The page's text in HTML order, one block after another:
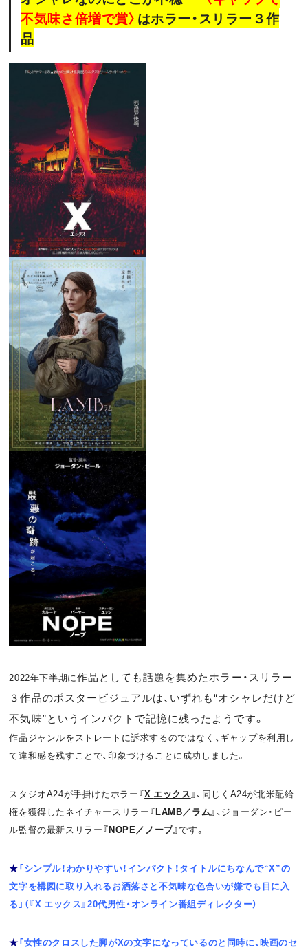
不気味さ倍増で賞〉 はホラー・スリラー３作
品
2022年下半期に作品としても話題を集めたホラー・スリラー
３作品のポスタービジュアルは、いずれも“オシャレだけど
不気味”というインパクトで記憶に残ったようです。
作品ジャンルをストレートに訴求するのではなく、ギャップを利用し
て違和感を残すことで、印象づけることに成功しました。
スタジオA24が手掛けたホラー『X エックス 』、同じくA24が北米配給
権を獲得したネイチャースリラー『LAMB／ラム』、ジョーダン・ピー
ル監督の最新スリラー『NOPE ／ノープ』です。
★「シンプル！わかりやすい！インパクト！タイトルにちなんで“X”の
文字を構図に取り入れるお洒落さと不気味な色合いが嫌でも目に入
る」（『X エックス』20代男性・オンライン番組ディレクター）
★「女性のクロスした脚がXの文字になっているのと同時に、映画のセ